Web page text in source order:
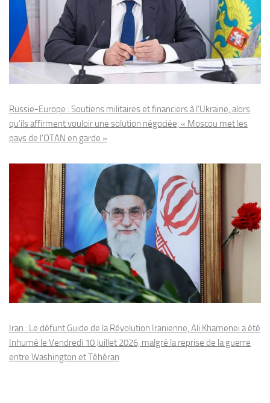
Russie-Europe : Soutiens militaires et financiers à l’Ukraine, alors
qu’ils affirment vouloir une solution négociée, « Moscou met les
pays de l’OTAN en garde »
Iran : Le défunt Guide de la Révolution Iranienne, Ali Khamenei a été
Inhumé le Vendredi 10 Juillet 2026, malgré la reprise de la guerre
entre Washington et Téhéran